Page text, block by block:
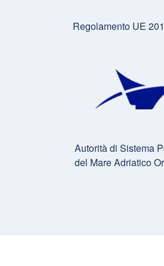
Regolamento UE
Autorità di Sistema
del Mare Adriatico